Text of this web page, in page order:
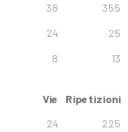
38 355
24 25
8 13
Vie Ripetizioni
24 225